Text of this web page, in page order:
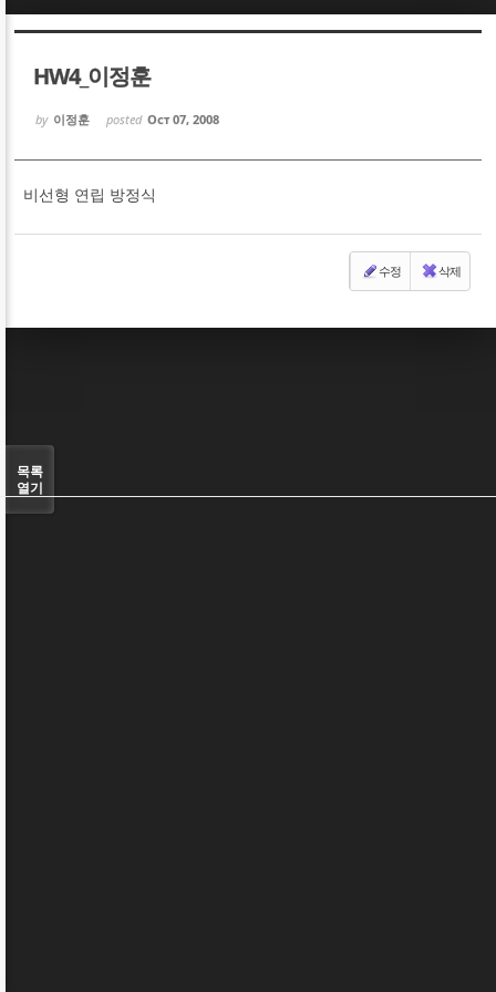
HW4_이정훈
by 이정훈 posted Oct 07, 2008
비선형 연립 방정식
수정 삭제
목록
열기
Sketchbook5, 스케치북5
Sketchbook5, 스케치북5
Sketchbook5, 스케치북5
Sketchbook5, 스케치북5